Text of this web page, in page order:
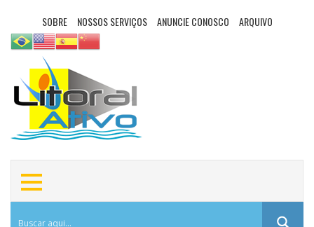
SOBRE NOSSOS SERVIÇOS ANUNCIE CONOSCO ARQUIVO